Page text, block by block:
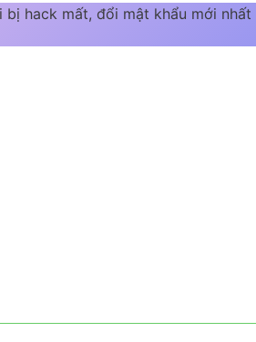
hack mất, đổi mật khẩu mới nhất